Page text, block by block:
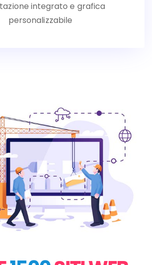
integrato e grafica
personalizzabile